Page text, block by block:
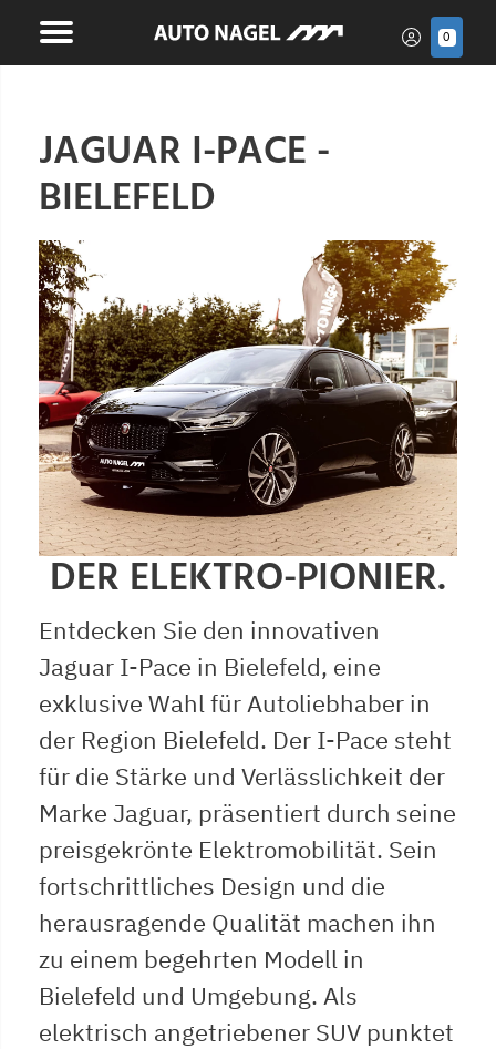
0
JAGUAR I-PACE -
BIELEFELD
DER ELEKTRO-PIONIER.
Entdecken Sie den innovativen
Jaguar I-Pace in Bielefeld, eine
exklusive Wahl für Autoliebhaber in
der Region Bielefeld. Der I-Pace steht
für die Stärke und Verlässlichkeit der
Marke Jaguar, präsentiert durch seine
preisgekrönte Elektromobilität. Sein
fortschrittliches Design und die
herausragende Qualität machen ihn
zu einem begehrten Modell in
Bielefeld und Umgebung. Als
elektrisch angetriebener SUV punktet